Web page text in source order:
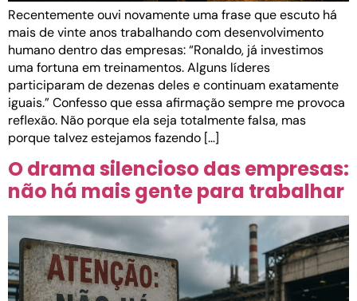
Recentemente ouvi novamente uma frase que escuto há
mais de vinte anos trabalhando com desenvolvimento
humano dentro das empresas: “Ronaldo, já investimos
uma fortuna em treinamentos. Alguns líderes
participaram de dezenas deles e continuam exatamente
iguais.” Confesso que essa afirmação sempre me provoca
reflexão. Não porque ela seja totalmente falsa, mas
porque talvez estejamos fazendo […]
O drama silencioso das empresas:
não há mais gente para trabalhar